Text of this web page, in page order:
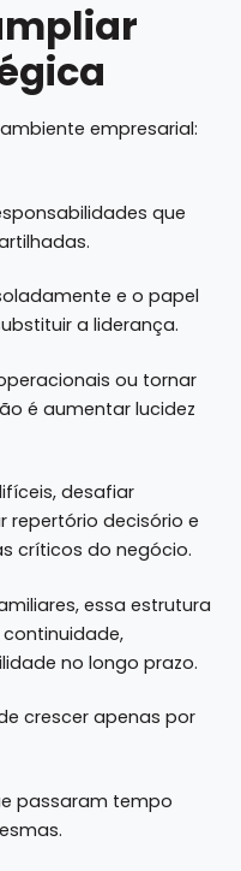
empresarial:
que
e o papel
a liderança.
ou tornar
é aumentar lucidez
desafiar
repertório decisório e
críticos do negócio.
essa estrutura
no longo prazo.
crescer apenas por
passaram tempo